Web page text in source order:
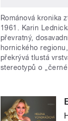
Románová kronika
1961. Karin
převratný,
hornického
překrývá tlustá
stereotypů o